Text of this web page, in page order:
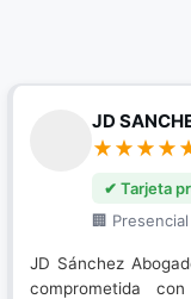
Porte Ilegal de
Restitución de
Sistema Penal
JD
✔ Tarjeta
🏢 Presencial
JD Sánchez
comprometida